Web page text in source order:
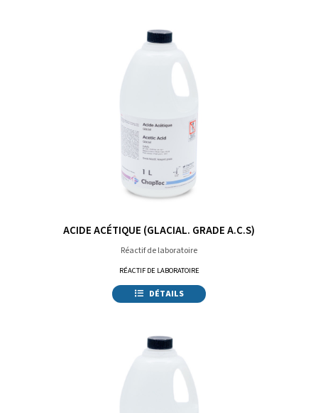
ACIDE ACÉTIQUE (GLACIAL. GRADE A.C.S)
Réactif de laboratoire
RÉACTIF DE LABORATOIRE
DÉTAILS